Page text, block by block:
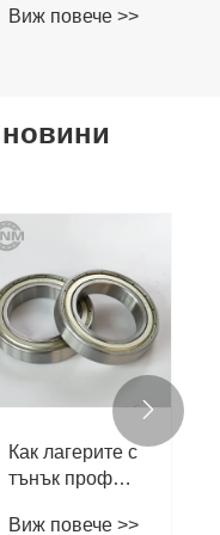
Какво прави
сачмените
лагери с
дълбок канал
незаменими в
съвременните
машини?
Виж повече >>
